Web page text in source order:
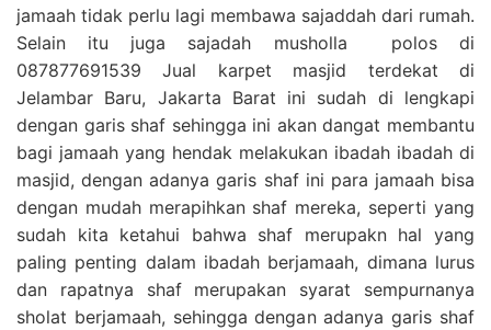
jamaah tidak perlu lagi membawa sajaddah dari rumah.
Selain itu juga sajadah musholla polos di
087877691539 Jual karpet masjid terdekat di
Jelambar Baru, Jakarta Barat ini sudah di lengkapi
dengan garis shaf sehingga ini akan dangat membantu
bagi jamaah yang hendak melakukan ibadah ibadah di
masjid, dengan adanya garis shaf ini para jamaah bisa
dengan mudah merapihkan shaf mereka, seperti yang
sudah kita ketahui bahwa shaf merupakn hal yang
paling penting dalam ibadah berjamaah, dimana lurus
dan rapatnya shaf merupakan syarat sempurnanya
sholat berjamaah, sehingga dengan adanya garis shaf